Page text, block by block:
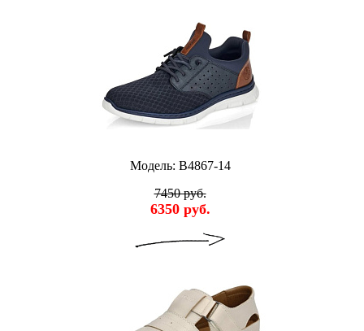
Модель: B4867-14
7450 руб.
6350 руб.